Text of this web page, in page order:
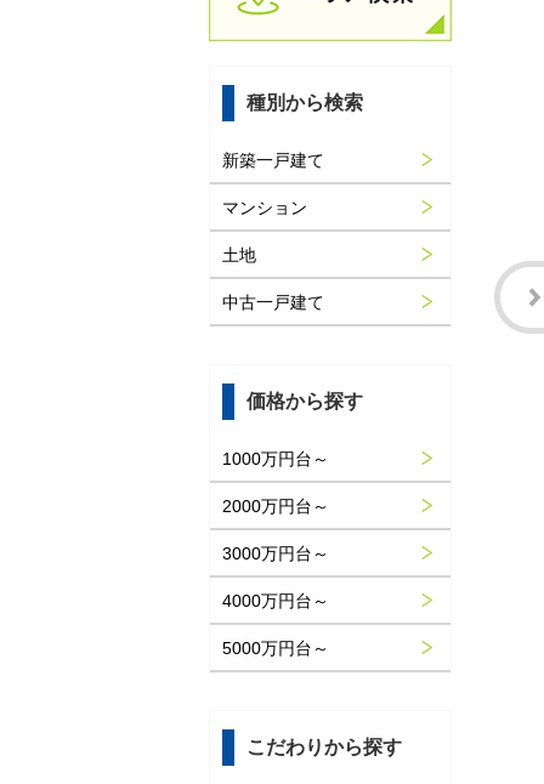
種別から検索
新築一戸建て
マンション
土地
中古一戸建て
価格から探す
1000万円台～
2000万円台～
3000万円台～
4000万円台～
5000万円台～
こだわりから探す